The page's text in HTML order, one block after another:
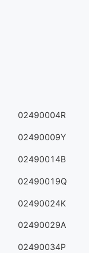
02490004R
02490009Y
02490014B
02490019Q
02490024K
02490029A
02490034P